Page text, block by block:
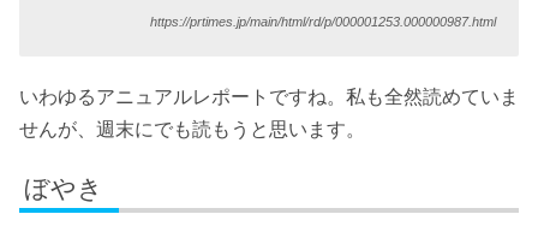
https://prtimes.jp/main/html/rd/p/000001253.000000987.html
いわゆるアニュアルレポートですね。私も全然読めていま
せんが、週末にでも読もうと思います。
ぼやき